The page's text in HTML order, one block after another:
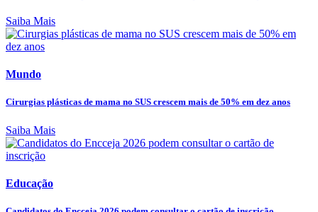
Saiba Mais
Mundo
Cirurgias plásticas de mama no SUS crescem mais de 50% em dez anos
Saiba Mais
Educação